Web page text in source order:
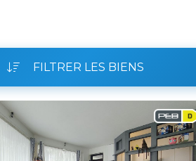
FILTRER LES BIENS